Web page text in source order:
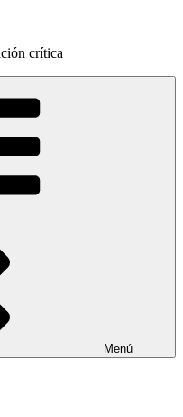
crítica
Menú